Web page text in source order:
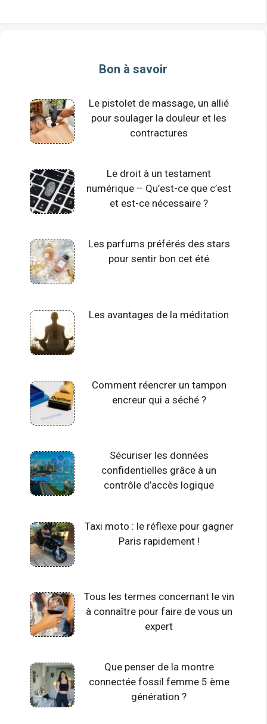
Bon à savoir
Le pistolet de massage, un allié
pour soulager la douleur et les
contractures
Le droit à un testament
numérique – Qu’est-ce que c’est
et est-ce nécessaire ?
Les parfums préférés des stars
pour sentir bon cet été
Les avantages de la méditation
Comment réencrer un tampon
encreur qui a séché ?
Sécuriser les données
confidentielles grâce à un
contrôle d’accès logique
Taxi moto : le réflexe pour gagner
Paris rapidement !
Tous les termes concernant le vin
à connaître pour faire de vous un
expert
Que penser de la montre
connectée fossil femme 5 ème
génération ?